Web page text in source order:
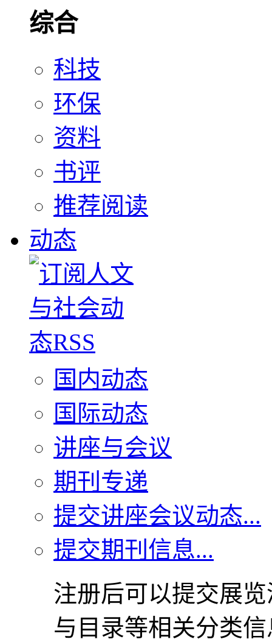
综合
科技
环保
资料
书评
推荐阅读
动态
国内动态
国际动态
讲座与会议
期刊专递
提交讲座会议动态...
提交期刊信息...
注册后可以提交展
与目录等相关分类